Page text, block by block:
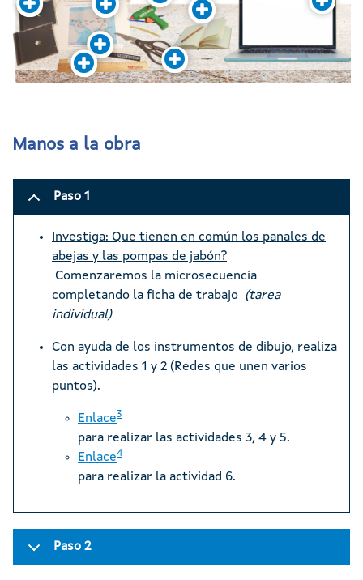
Manos a la obra
Paso 1
Investiga: Que tienen en común los panales de
abejas y las pompas de jabón?
Comenzaremos la microsecuencia
completando la ficha de trabajo (tarea
individual)
Con ayuda de los instrumentos de dibujo, realiza
las actividades 1 y 2 (Redes que unen varios
puntos).
Enlace3
para realizar las actividades 3, 4 y 5.
Enlace4
para realizar la actividad 6.
Paso 2